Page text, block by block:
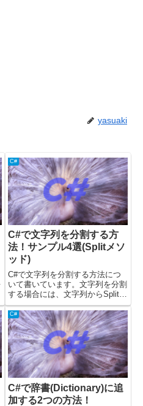
yasuaki
C#
C#で文字列を分割する方
法！サンプル4選(Splitメソ
ッド)
C#で文字列を分割する方法につ
いて書いています。文字列を分割
する場合には、文字列からSplitメ
ソッドを呼んで分割すると良いで
す。最初に簡単に解説して、その
後に4つのサンプルコードを使っ
て解説しています。載せているコ
ードについては、.Net...
C#
C#で辞書(Dictionary)に追
加する2つの方法！